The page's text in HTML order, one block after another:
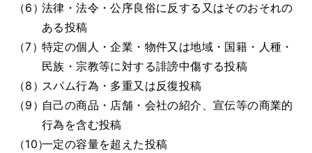
（6）法律・法令・公序良俗に反する又はそのおそれの
ある投稿
（7）特定の個人・企業・物件又は地域・国籍・人種・
民族・宗教等に対する誹謗中傷する投稿
（8）スパム行為・多重又は反復投稿
（9）自己の商品・店舗・会社の紹介、宣伝等の商業的
行為を含む投稿
（10）一定の容量を超えた投稿